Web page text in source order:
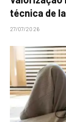
técnica de
27/07/2026